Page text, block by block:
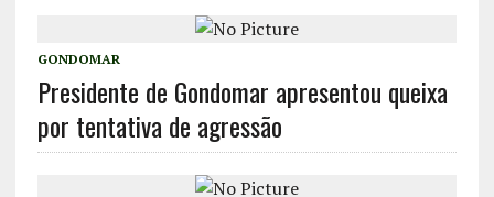
GONDOMAR
Presidente de Gondomar apresentou queixa
por tentativa de agressão